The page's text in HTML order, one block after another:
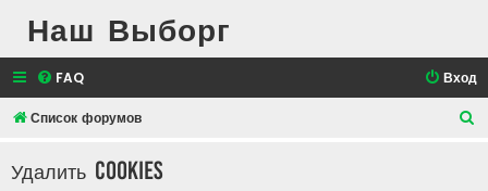
Наш Выборг
FAQ Вход
Список форумов
Удалить cookies